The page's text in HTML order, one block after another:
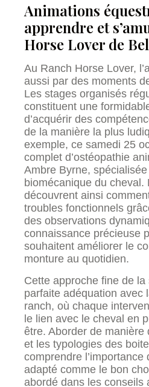
Animations
apprendre et
Horse Lover de
Au Ranch Horse Lover,
aussi par des moments
Les stages organisés
constituent une
d’acquérir des
de la manière la plus
exemple, ce samedi 25
complet d’ostéopathie
Ambre Byrne, spécialisée
biomécanique du cheval.
découvrent ainsi
troubles fonctionnels
des observations
connaissance précieuse
souhaitent améliorer le
monture au quotidien.
Cette approche fine de
parfaite adéquation avec
ranch, où chaque
le lien avec le cheval en
être. Aborder de manière
et les typologies des
comprendre l’importance
adapté comme le bon
abordé dans les conseils